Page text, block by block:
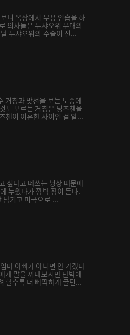
니 옥상에서 무용 연습을 하
의사들은 두샤오위 무대의
두샤오위의 수술이 진...
거칭과 맞선을 보는 도중에
도 모르는 거칭은 닝즈첸을
첸이 이혼한 사이인 걸 알...
싶다고 떼쓰는 닝샹 때문에
누웠다가 깜박 잠이 든다.
기고 미국으로 ...
마 아빠가 아니면 안 가겠다
게 말을 꺼내보지만 단박에
할수록 더 삐딱하게 굴던...